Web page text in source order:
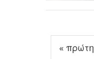
« πρώτη